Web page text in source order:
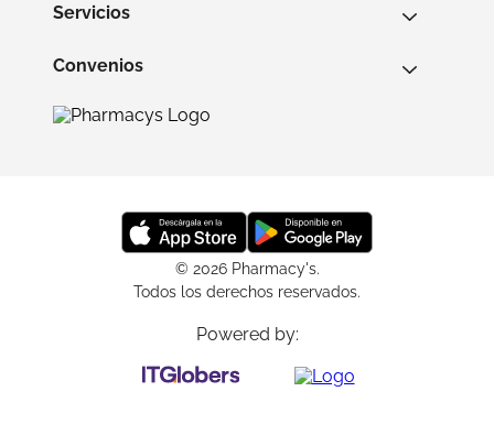
Servicios
Convenios
© 2026 Pharmacy's.
Todos los derechos reservados.
Powered by: